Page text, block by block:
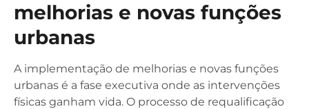
melhorias e novas funções
urbanas
A implementação de melhorias e novas funções
urbanas é a fase executiva onde as intervenções
físicas ganham vida. O processo de requalificação